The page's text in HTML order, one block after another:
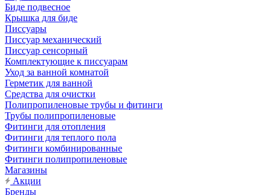
Биде подвесное
Крышка для биде
Писсуары
Писсуар механический
Писсуар сенсорный
Комплектующие к писсуарам
Уход за ванной комнатой
Герметик для ванной
Средства для очистки
Полипропиленовые трубы и фитинги
Трубы полипропиленовые
Фитинги для отопления
Фитинги для теплого пола
Фитинги комбинированные
Фитинги полипропиленовые
Магазины
Акции
Бренды